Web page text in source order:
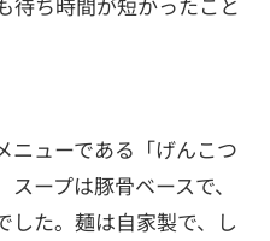
ニューである「げんこつ
ープは豚骨ベースで、
した。麺は自家製で、し